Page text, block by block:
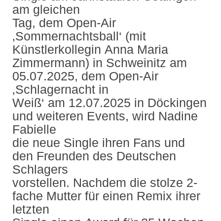
am gleichen
Tag, dem Open-Air
‚Sommernachtsball‘ (mit
Künstlerkollegin Anna Maria
Zimmermann) in Schweinitz am
05.07.2025, dem Open-Air
‚Schlagernacht in
Weiß‘ am 12.07.2025 in Döckingen
und weiteren Events, wird Nadine
Fabielle
die neue Single ihren Fans und
den Freunden des Deutschen
Schlagers
vorstellen. Nachdem die stolze 2-
fache Mutter für einen Remix ihrer
letzten